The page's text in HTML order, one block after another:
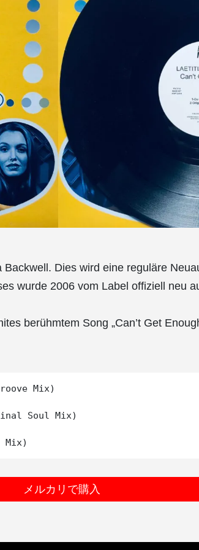
Backwell. Dies wird eine reguläre
wurde 2006 vom Label offiziell neu
berühmtem Song „Can’t Get
Mix)
Soul Mix)
メルカリで購入